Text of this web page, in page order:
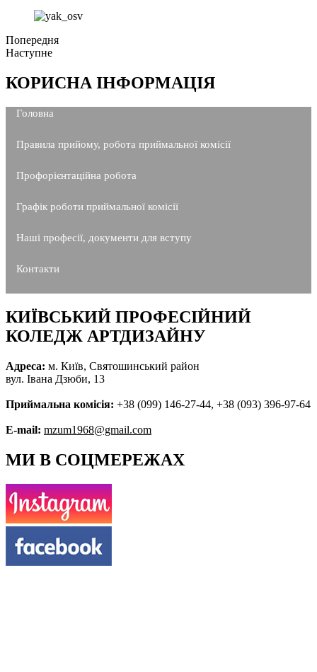
Попередня
Наступне
КОРИСНА ІНФОРМАЦІЯ
Головна
Правила прийому, робота приймальної комісії
Профорієнтаційна робота
Графік роботи приймальної комісії
Наші професії, документи для вступу
Контакти
КИЇВСЬКИЙ ПРОФЕСІЙНИЙ
КОЛЕДЖ АРТДИЗАЙНУ
Адреса: м. Київ, Святошинський район
вул. Івана Дзюби, 13
Приймальна комісія: +38 (099) 146-27-44, +38 (093) 396-97-64
E-mail: mzum1968@gmail.com
МИ В СОЦМЕРЕЖАХ